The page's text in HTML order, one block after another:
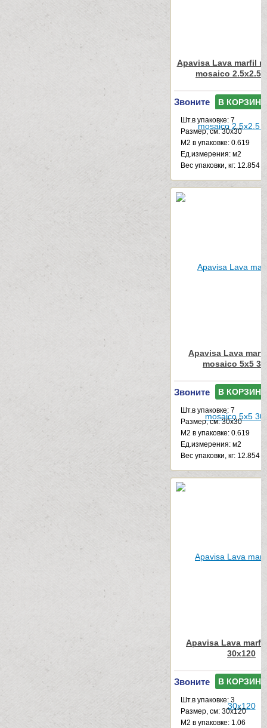
Apavisa Lava marfil
mosaico 2.5x2.5
Звоните В КОРЗИНУ
Шт.в упаковке: 7
Размер, см: 30x30
М2 в упаковке: 0.619
Ед.измерения: м2
Веc упаковки, кг: 12.854
Apavisa Lava
mosaico 5x5
Звоните В КОРЗИНУ
Шт.в упаковке: 7
Размер, см: 30x30
М2 в упаковке: 0.619
Ед.измерения: м2
Веc упаковки, кг: 12.854
Apavisa Lava
30x120
Звоните В КОРЗИНУ
Шт.в упаковке: 3
Размер, см: 30x120
М2 в упаковке: 1.06